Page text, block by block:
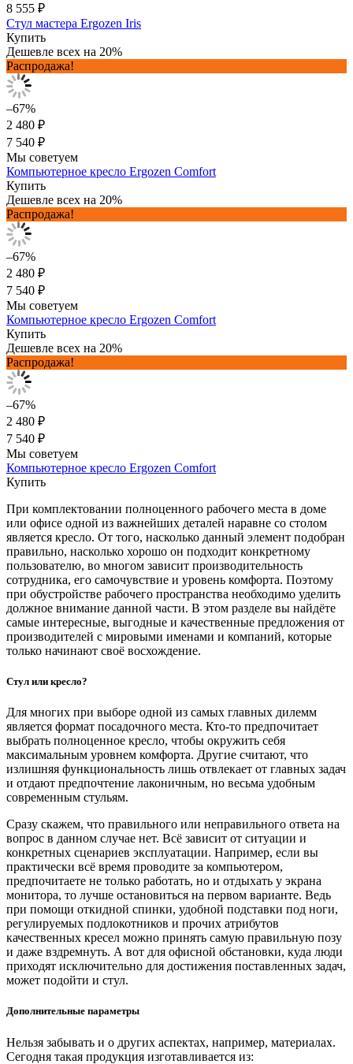
8 555 ₽
Стул мастера Ergozen Iris
Купить
Дешевле всех на 20%
Распродажа!
–67%
2 480 ₽
7 540 ₽
Мы советуем
Компьютерное кресло Ergozen Comfort
Купить
Дешевле всех на 20%
Распродажа!
–67%
2 480 ₽
7 540 ₽
Мы советуем
Компьютерное кресло Ergozen Comfort
Купить
Дешевле всех на 20%
Распродажа!
–67%
2 480 ₽
7 540 ₽
Мы советуем
Компьютерное кресло Ergozen Comfort
Купить
При комплектовании полноценного рабочего места в доме
или офисе одной из важнейших деталей наравне со столом
является кресло. От того, насколько данный элемент подобран
правильно, насколько хорошо он подходит конкретному
пользователю, во многом зависит производительность
сотрудника, его самочувствие и уровень комфорта. Поэтому
при обустройстве рабочего пространства необходимо уделить
должное внимание данной части. В этом разделе вы найдёте
самые интересные, выгодные и качественные предложения от
производителей с мировыми именами и компаний, которые
только начинают своё восхождение.
Стул или кресло?
Для многих при выборе одной из самых главных дилемм
является формат посадочного места. Кто-то предпочитает
выбрать полноценное кресло, чтобы окружить себя
максимальным уровнем комфорта. Другие считают, что
излишняя функциональность лишь отвлекает от главных задач
и отдают предпочтение лаконичным, но весьма удобным
современным стульям.
Сразу скажем, что правильного или неправильного ответа на
вопрос в данном случае нет. Всё зависит от ситуации и
конкретных сценариев эксплуатации. Например, если вы
практически всё время проводите за компьютером,
предпочитаете не только работать, но и отдыхать у экрана
монитора, то лучше остановиться на первом варианте. Ведь
при помощи откидной спинки, удобной подставки под ноги,
регулируемых подлокотников и прочих атрибутов
качественных кресел можно принять самую правильную позу
и даже вздремнуть. А вот для офисной обстановки, куда люди
приходят исключительно для достижения поставленных задач,
может подойти и стул.
Дополнительные параметры
Нельзя забывать и о других аспектах, например, материалах.
Сегодня такая продукция изготавливается из: